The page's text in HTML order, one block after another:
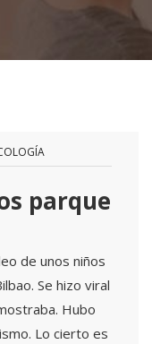
parque
de unos niños
Se hizo viral
Hubo
Lo cierto es